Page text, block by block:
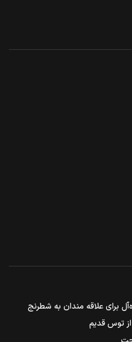
برای علاقه مندان به شطرنج
از توس قدیم